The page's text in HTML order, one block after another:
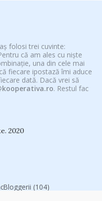
folosi trei cuvinte:
că am ales cu niște
una din cele mai
fiecare ipostază îmi aduce
dată. Dacă vrei să
. Restul fac
2020
(104)